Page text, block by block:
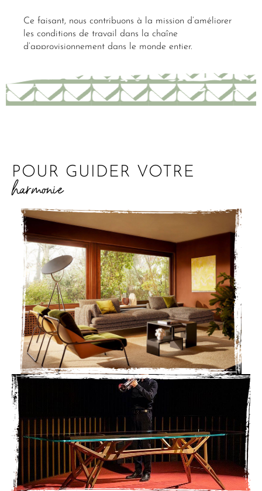
Ce faisant, nous contribuons à la mission d’améliorer
les conditions de travail dans la chaîne
d’approvisionnement dans le monde entier.
POUR GUIDER VOTRE
harmonie